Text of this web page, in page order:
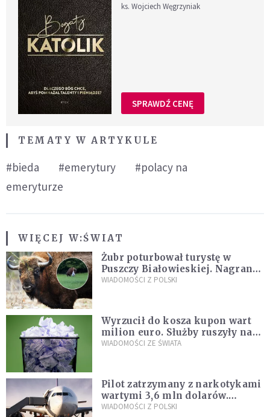
ks. Wojciech Węgrzyniak
SPRAWDŹ CENĘ
TEMATY W ARTYKULE
#bieda #emerytury
#polacy na
emeryturze
WIĘCEJ W:ŚWIAT
Żubr poturbował turystę w
Puszczy Białowieskiej. Nagranie
daje do myślenia
WIADOMOŚCI Z POLSKI
Wyrzucił do kosza kupon wart
milion euro. Służby ruszyły na
poszukiwania
WIADOMOŚCI ZE ŚWIATA
Pilot zatrzymany z narkotykami
wartymi 3,6 mln dolarów.
Śledczy podejrzewają, że latał
WIADOMOŚCI Z POLSKI